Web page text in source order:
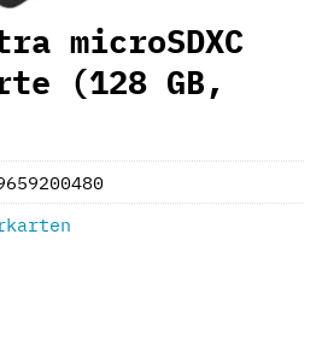
microSDXC
(128 GB,